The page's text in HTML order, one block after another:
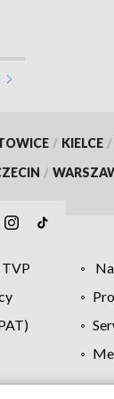
/ KIELCE /
/